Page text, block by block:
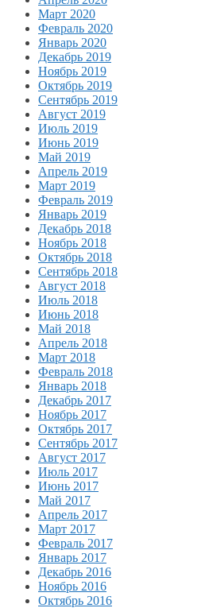
Март 2020
Февраль 2020
Январь 2020
Декабрь 2019
Ноябрь 2019
Октябрь 2019
Сентябрь 2019
Август 2019
Июль 2019
Июнь 2019
Май 2019
Апрель 2019
Март 2019
Февраль 2019
Январь 2019
Декабрь 2018
Ноябрь 2018
Октябрь 2018
Сентябрь 2018
Август 2018
Июль 2018
Июнь 2018
Май 2018
Апрель 2018
Март 2018
Февраль 2018
Январь 2018
Декабрь 2017
Ноябрь 2017
Октябрь 2017
Сентябрь 2017
Август 2017
Июль 2017
Июнь 2017
Май 2017
Апрель 2017
Март 2017
Февраль 2017
Январь 2017
Декабрь 2016
Ноябрь 2016
Октябрь 2016